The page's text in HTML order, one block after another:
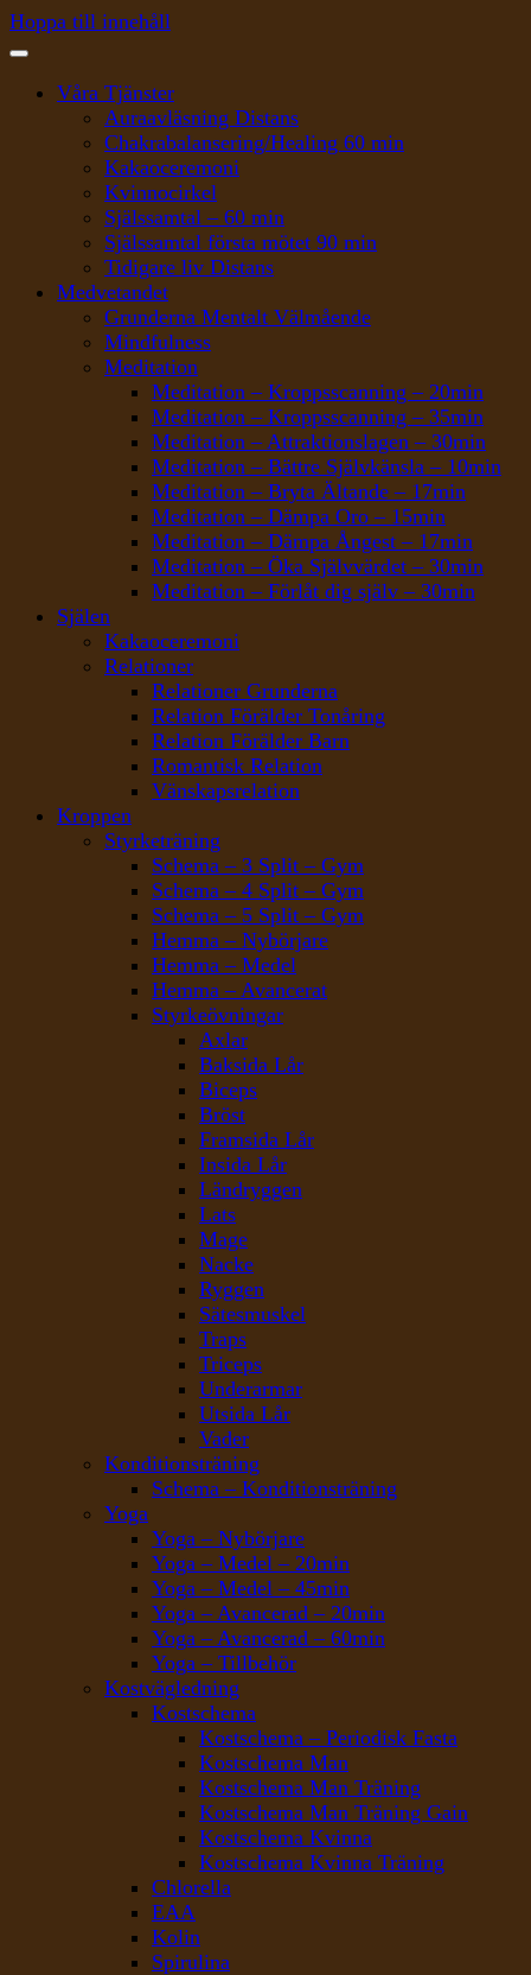
Hoppa till innehåll
Våra Tjänster
Auraavläsning Distans
Chakrabalansering/Healing 60 min
Kakaoceremoni
Kvinnocirkel
Själssamtal – 60 min
Själssamtal första mötet 90 min
Tidigare liv Distans
Medvetandet
Grunderna Mentalt Välmående
Mindfulness
Meditation
Meditation – Kroppsscanning – 20min
Meditation – Kroppsscanning – 35min
Meditation – Attraktionslagen – 30min
Meditation – Bättre Självkänsla – 10min
Meditation – Bryta Ältande – 17min
Meditation – Dämpa Oro – 15min
Meditation – Dämpa Ångest – 17min
Meditation – Öka Självvärdet – 30min
Meditation – Förlåt dig själv – 30min
Själen
Kakaoceremoni
Relationer
Relationer Grunderna
Relation Förälder Tonåring
Relation Förälder Barn
Romantisk Relation
Vänskapsrelation
Kroppen
Styrketräning
Schema – 3 Split – Gym
Schema – 4 Split – Gym
Schema – 5 Split – Gym
Hemma – Nybörjare
Hemma – Medel
Hemma – Avancerat
Styrkeövningar
Axlar
Baksida Lår
Biceps
Bröst
Framsida Lår
Insida Lår
Ländryggen
Lats
Mage
Nacke
Ryggen
Sätesmuskel
Traps
Triceps
Underarmar
Utsida Lår
Vader
Konditionsträning
Schema – Konditionsträning
Yoga
Yoga – Nybörjare
Yoga – Medel – 20min
Yoga – Medel – 45min
Yoga – Avancerad – 20min
Yoga – Avancerad – 60min
Yoga – Tillbehör
Kostvägledning
Kostschema
Kostschema – Periodisk Fasta
Kostschema Man
Kostschema Man Träning
Kostschema Man Träning Gain
Kostschema Kvinna
Kostschema Kvinna Träning
Chlorella
EAA
Kolin
Spirulina